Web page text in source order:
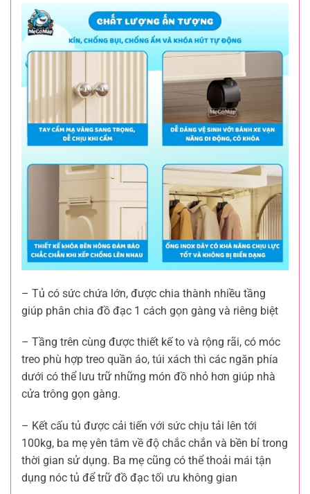
– Tủ có sức chứa lớn, được chia thành nhiều tầng
giúp phân chia đồ đạc 1 cách gọn gàng và riêng biệt
– Tầng trên cùng được thiết kế to và rộng rãi, có móc
treo phù hợp treo quần áo, túi xách thì các ngăn phía
dưới có thể lưu trữ những món đồ nhỏ hơn giúp nhà
cửa trông gọn gàng.
– Kết cấu tủ được cải tiến với sức chịu tải lên tới
100kg, ba mẹ yên tâm về độ chắc chắn và bền bỉ trong
thời gian sử dụng. Ba mẹ cũng có thể thoải mái tận
dụng nóc tủ để trữ đồ đạc tối ưu không gian